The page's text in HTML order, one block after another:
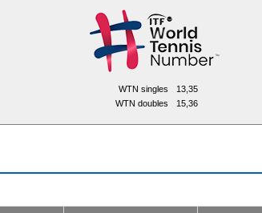
WTN singles
13,35
WTN doubles
15,36